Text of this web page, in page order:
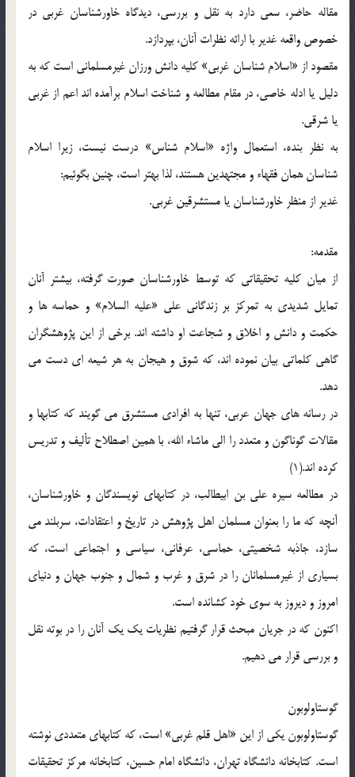
مقاله حاضر، سعی دارد به نقل و بررسی، دیدگاه خاورشناسان غربی در
خصوص واقعه غدیر با ارائه نظرات آنان، بپردازد.
مقصود از «اسلام شناسان غربی» کلیه دانش ورزان غیرمسلمانی است که به
دلیل یا ادله خاصی، در مقام مطالعه و شناخت اسلام برآمده اند اعم از غربی
یا شرقی.
به نظر بنده، استعمال واژه «اسلام شناس» درست نیست، زیرا اسلام
شناسان همان فقهاء و مجتهدین هستند، لذا بهتر است، چنین بگوئیم:
غدیر از منظر خاورشناسان یا مستشرقین غربی.
مقدمه:
از میان کلیه تحقیقاتی که توسط خاورشناسان صورت گرفته، بیشتر آنان
تمایل شدیدی به تمرکز بر زندگانی علی «علیه السلام» و حماسه ها و
حکمت و دانش و اخلاق و شجاعت او داشته اند. برخی از این پژوهشگران
گاهی کلماتی بیان نموده اند، که شوق و هیجان به هر شیعه ای دست می
دهد.
در رسانه های جهان عربی، تنها به افرادی مستشرق می گویند که کتابها و
مقالات گوناگون و متعدد را الی ماشاء الله، با همین اصطلاح تألیف و تدریس
کرده اند.(1)
در مطالعه سیره علی بن ابیطالب، در کتابهای نویسندگان و خاورشناسان،
آنچه که ما را بعنوان مسلمان اهل پژوهش در تاریخ و اعتقادات، سربلند می
سازد، جاذبه شخصیتی، حماسی، عرفانی، سیاسی و اجتماعی است، که
بسیاری از غیرمسلمانان را در شرق و غرب و شمال و جنوب جهان و دنیای
امروز و دیروز به سوی خود کشانده است.
اکنون که در جریان مبحث قرار گرفتیم نظریات یک یک آنان را در بوته نقل
و بررسی قرار می دهیم.
گوستاولوبون
گوستاولوبون یکی از این «اهل قلم غربی» است، که کتابهای متعددی نوشته
است. کتابخانه دانشگاه تهران، دانشگاه امام حسین، کتابخانه مرکز تحقیقات